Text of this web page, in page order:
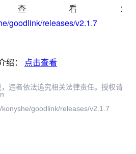
看：
goodlink/releases/v2.1.7
绍： 点击查看
违者依法追究相关法律责任。授权请
goodlink/releases/v2.1.7